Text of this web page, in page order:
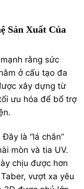
Sản Xuất Của
rằng sức
ở cấu tạo đa
xây dựng từ
ưu hóa để bổ trợ
Đây là “lá chắn”
mòn và tia UV.
chịu được hơn
vượt xa yêu